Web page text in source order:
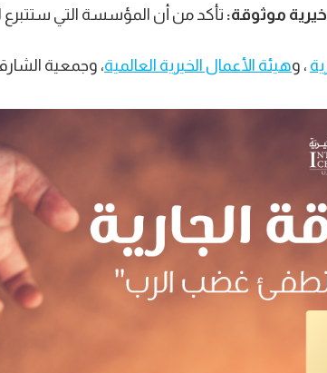
موثوقة: تأكد من أن المؤسسة التي ستتبرع
، وهيئة الأعمال الخيرية العالمية، وجمعية